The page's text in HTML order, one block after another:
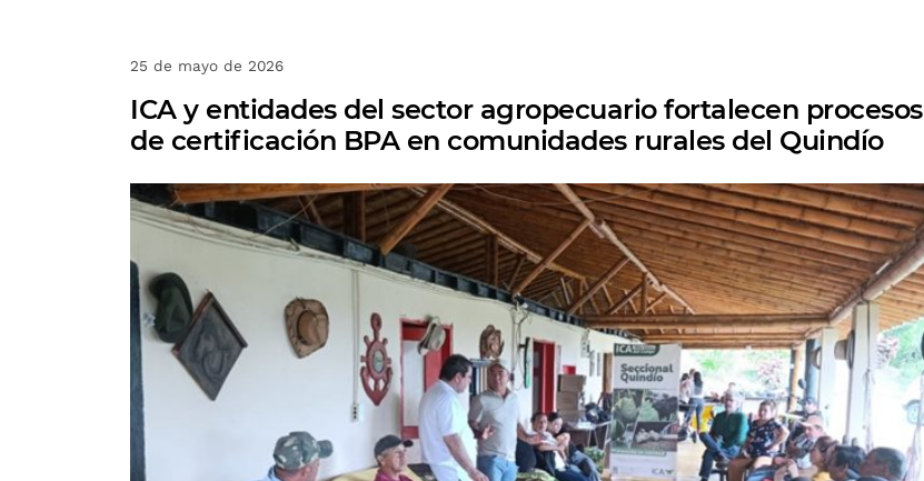
25 de mayo de 2026
ICA y entidades del sector agropecuario fortalecen procesos
de certificación BPA en comunidades rurales del Quindío